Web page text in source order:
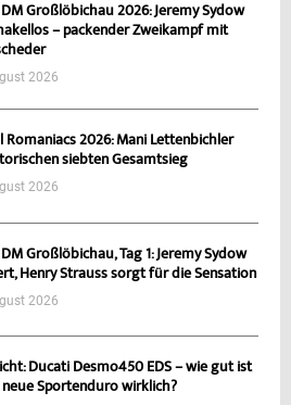
Großlöbichau 2026: Jeremy Sydow
– packender Zweikampf mit
2026
Romaniacs 2026: Mani Lettenbichler
siebten Gesamtsieg
2026
Großlöbichau, Tag 1: Jeremy Sydow
Henry Strauss sorgt für die Sensation
2026
Ducati Desmo450 EDS – wie gut ist
Sportenduro wirklich?